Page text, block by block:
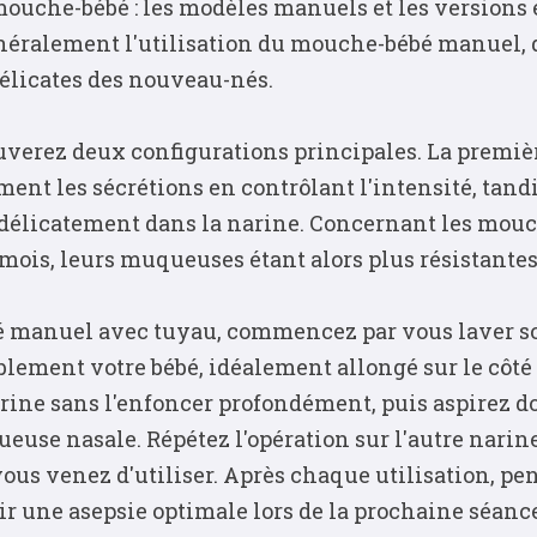
bébé : les modèles manuels et les
l'utilisation du mouche-bébé
des nouveau-nés.
deux configurations principales. La
les sécrétions en contrôlant l'intensité,
dans la narine. Concernant les
leurs muqueuses étant alors plus
avec tuyau, commencez par vous laver
votre bébé, idéalement allongé sur le
sans l'enfoncer profondément, puis aspirez
nasale. Répétez l'opération sur l'autre
venez d'utiliser. Après chaque utilisation,
asepsie optimale lors de la prochaine